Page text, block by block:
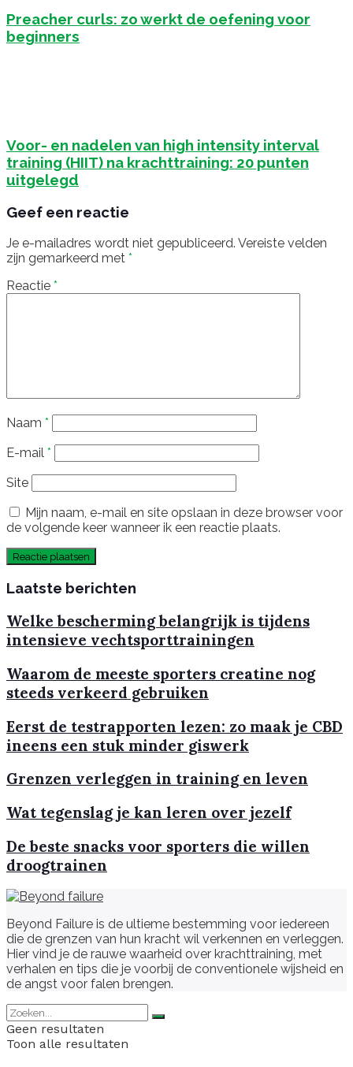
Preacher curls: zo werkt de oefening voor
beginners
Voor- en nadelen van high intensity interval
training (HIIT) na krachttraining: 20 punten
uitgelegd
Geef een reactie
Je e-mailadres wordt niet gepubliceerd. Vereiste velden
zijn gemarkeerd met *
Reactie *
Naam *
E-mail *
Site
Mijn naam, e-mail en site opslaan in deze browser voor
de volgende keer wanneer ik een reactie plaats.
Laatste berichten
Welke bescherming belangrijk is tijdens
intensieve vechtsporttrainingen
Waarom de meeste sporters creatine nog
steeds verkeerd gebruiken
Eerst de testrapporten lezen: zo maak je CBD
ineens een stuk minder giswerk
Grenzen verleggen in training en leven
Wat tegenslag je kan leren over jezelf
De beste snacks voor sporters die willen
droogtrainen
Beyond Failure is de ultieme bestemming voor iedereen
die de grenzen van hun kracht wil verkennen en verleggen.
Hier vind je de rauwe waarheid over krachttraining, met
verhalen en tips die je voorbij de conventionele wijsheid en
de angst voor falen brengen.
Geen resultaten
Toon alle resultaten